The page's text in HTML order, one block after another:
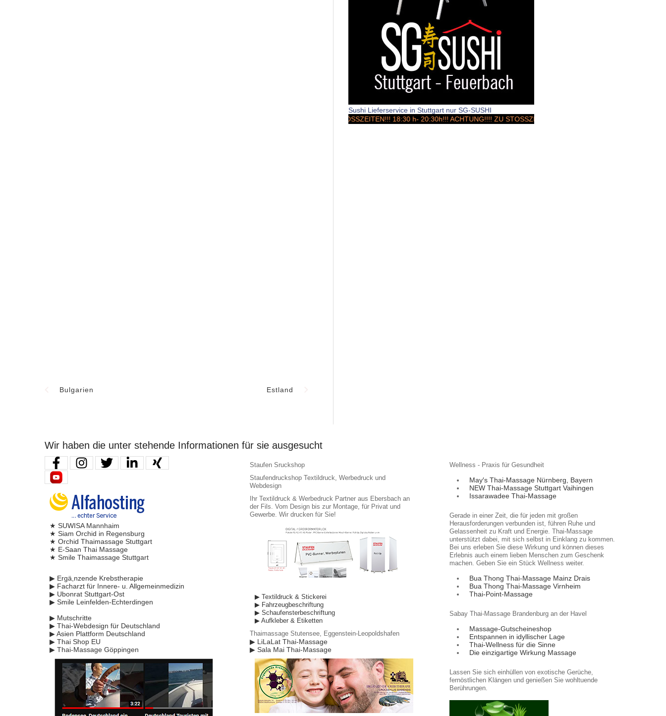
Bulgarien Estland
Sushi Lieferservice in Stuttgart nur SG-SUSHI
STOSSZEITEN!!! 18:30 h- 20:30h!!! ACHTUNG!!!! ZU STOSSZEITEN & Wochenenden KANN ES ZU
Wir haben die unter stehende Informationen für sie ausgesucht
★ SUWISA Mannhaim
★ Siam Orchid in Regensburg
★ Orchid Thaimassage Stuttgart
★ E-Saan Thai Massage
★ Smile Thaimassage Stuttgart
▶ Ergä,nzende Krebstherapie
▶ Facharzt für Innere- u. Allgemeinmedizin
▶ Ubonrat Stuttgart-Ost
▶ Smile Leinfelden-Echterdingen
▶ Mutschritte
▶ Thai-Webdesign für Deutschland
▶ Asien Plattform Deutschland
▶ Thai Shop EU
▶ Thai-Massage Göppingen
Staufen Sruckshop
Staufendruckshop Textildruck, Werbedruck und
Webdesign
Ihr Textildruck & Werbedruck Partner aus Ebersbach an
der Fils. Vom Design bis zur Montage, für Privat und
Gewerbe. Wir drucken für Sie!
▶ Textildruck & Stickerei
▶ Fahrzeugbeschriftung
▶ Schaufensterbeschriftung
▶ Aufkleber & Etiketten
Thaimassage Stutensee, Eggenstein-Leopoldshafen
▶ LiLaLat Thai-Massage
▶ Sala Mai Thai-Massage
Wellness - Praxis für Gesundheit
May′s Thai-Massage Nürnberg, Bayern
NEW Thai-Massage Stuttgart Vaihingen
Issarawadee Thai-Massage
Gerade in einer Zeit, die für jeden mit großen
Herausforderungen verbunden ist, führen Ruhe und
Gelassenheit zu Kraft und Energie. Thai-Massage
unterstützt dabei, mit sich selbst in Einklang zu kommen.
Bei uns erleben Sie diese Wirkung und können dieses
Erlebnis auch einem lieben Menschen zum Geschenk
machen. Geben Sie ein Stück Wellness weiter.
Bua Thong Thai-Massage Mainz Drais
Bua Thong Thai-Massage Virnheim
Thai-Point-Massage
Sabay Thai-Massage Brandenburg an der Havel
Massage-Gutscheineshop
Entspannen in idyllischer Lage
Thai-Wellness für die Sinne
Die einzigartige Wirkung Massage
Lassen Sie sich einhüllen von exotische Gerüche,
fernöstlichen Klängen und genießen Sie wohltuende
Berührungen.